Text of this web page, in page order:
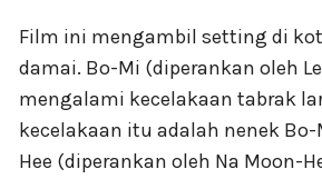
Film ini mengambil setting di
damai. Bo-Mi (diperankan oleh
mengalami kecelakaan tabrak
kecelakaan itu adalah nenek
Hee (diperankan oleh Na Moon-